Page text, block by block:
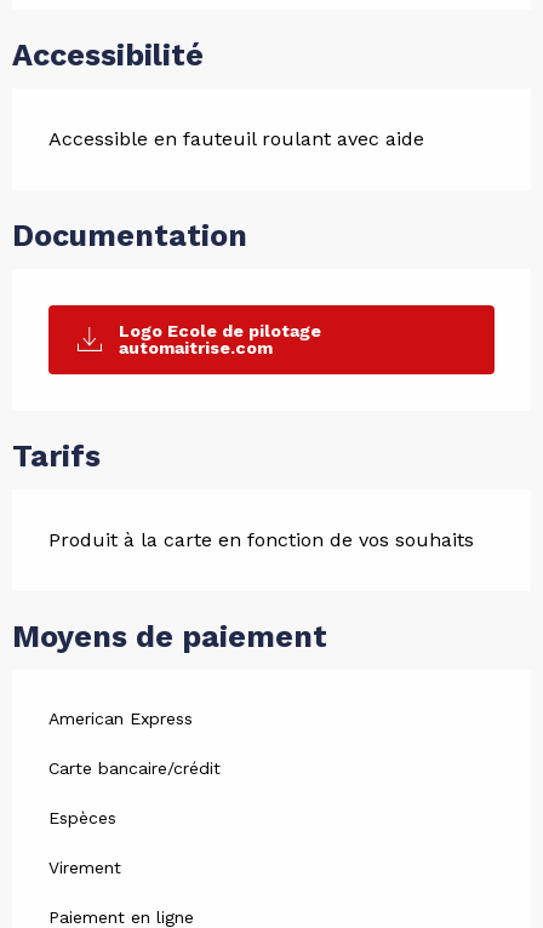
Accessibilité
Accessible en fauteuil roulant avec aide
Documentation
Logo Ecole de pilotage
automaitrise.com
Tarifs
Produit à la carte en fonction de vos souhaits
Moyens de paiement
American Express
Carte bancaire/crédit
Espèces
Virement
Paiement en ligne